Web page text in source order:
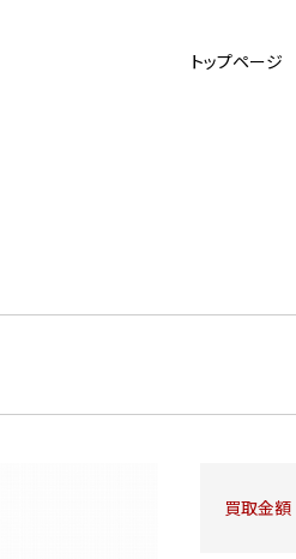
トップページ
買取金額